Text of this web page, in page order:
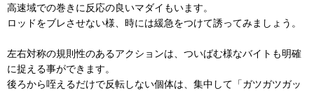
高速域での巻きに反応の良いマダイもいます。
ロッドをブレさせない様、時には緩急をつけて誘ってみましょう。
左右対称の規則性のあるアクションは、ついばむ様なバイトも明確
に捉える事ができます。
後ろから咥えるだけで反転しない個体は、集中して「ガツガツガッ